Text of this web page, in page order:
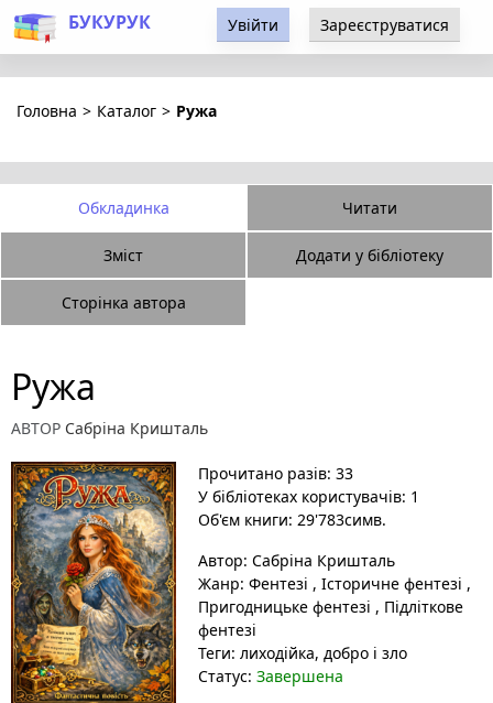
БУКУРУК Увійти Зареєструватися
Головна > Каталог > Ружа
Обкладинка Читати
Зміст Додати у бібліотеку
Сторінка автора
Ружа
АВТОР Сабріна Кришталь
Прочитано разів: 33
У бібліотеках користувачів: 1
Об'єм книги: 29'783симв.
Автор: Сабріна Кришталь
Жанр: Фентезі , Історичне фентезі ,
Пригодницьке фентезі , Підліткове
фентезі
Теги: лиходійка, добро і зло
Статус: Завершена